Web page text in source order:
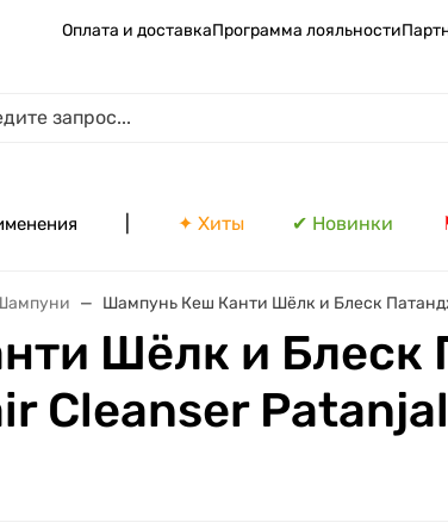
Оплата и доставкаПрограмма лояльности
✦ Хиты ✔ Новинки
Шампунь Кеш Канти Шёлк и Блеск
Шёлк и Блеск
Cleanser